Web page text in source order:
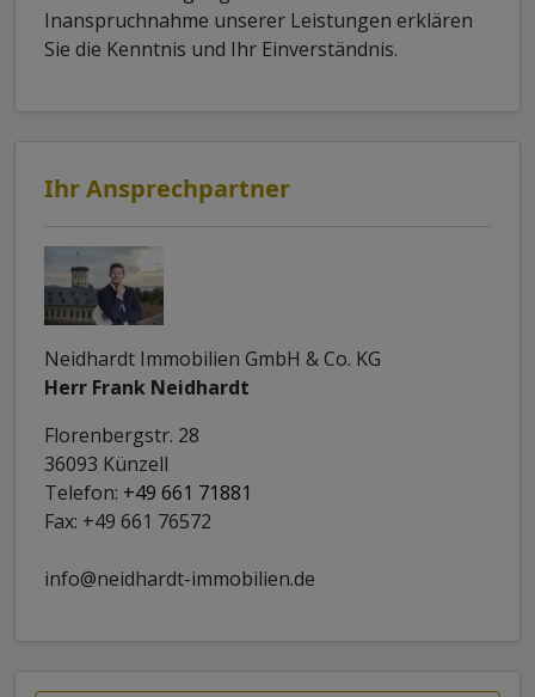
Inanspruchnahme unserer Leistungen erklären
Sie die Kenntnis und Ihr Einverständnis.
Ihr Ansprechpartner
Neidhardt Immobilien GmbH & Co. KG
Herr Frank Neidhardt
Florenbergstr. 28
36093 Künzell
Telefon: +49 661 71881
Fax: +49 661 76572
info@neidhardt-immobilien.de